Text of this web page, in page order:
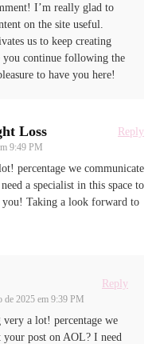
I’m really glad to
on the site useful.
us to keep creating
you continue following the
to have you here!
Loss
9:49 PM
Reply
percentage we communicate
a specialist in this space to
you! Taking a look forward to
de 2025 em 9:39 PM
Reply
a lot! percentage we
your post on AOL? I need